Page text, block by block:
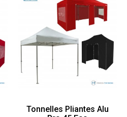
Tonnelles Pliantes Alu